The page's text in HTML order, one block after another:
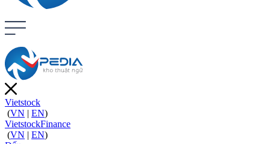
Vietstock
(VN | EN)
VietstockFinance
(VN | EN)